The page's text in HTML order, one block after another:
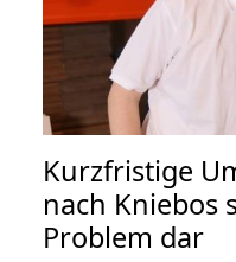
Kurzfristige
nach Kniebos
Problem dar